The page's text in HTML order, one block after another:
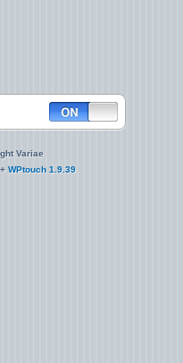
Variae
+ WPtouch 1.9.39